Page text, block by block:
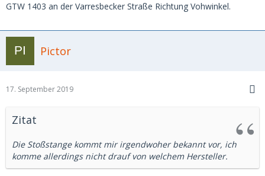
GTW 1403 an der Varresbecker Straße Richtung Vohwinkel.
Pictor
17. September 2019
Zitat
Die Stoßstange kommt mir irgendwoher bekannt vor, ich
komme allerdings nicht drauf von welchem Hersteller.